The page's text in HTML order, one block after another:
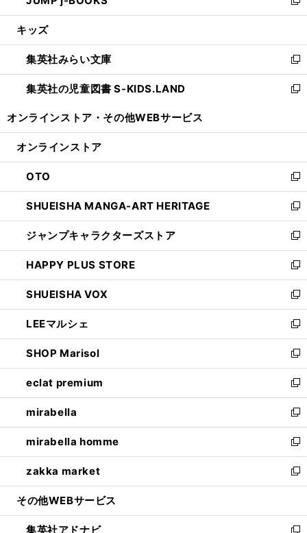
開
ウ
開
く
ン
ウ
で
開
く
い
ウ
ン
ド
ウ
で
新
し
ウ
ィ
ン
ド
開
キッズ
集英社みらい文庫
新
し
い
ン
ウ
で
開
く
集英社の児童図書 S-KIDS.LAND
新
ウ
ン
ド
ウ
で
開
く
オンラインストア・ その他WEBサービス
オンラインストア
OTO
新
し
い
ウ
ィ
ン
ド
ウ
で
開
く
SHUEISHA MANGA-ART HERITAGE
新
し
い
ウ
ィ
ン
ド
ウ
で
開
く
ジャンプキャラクターズストア
新
し
い
ウ
ィ
ン
ド
ウ
で
開
く
HAPPY PLUS STORE
新
し
い
ウ
ィ
ン
ド
ウ
で
開
く
SHUEISHA VOX
新
し
い
ウ
ィ
ン
ド
ウ
で
開
く
LEEマルシェ
新
し
い
ウ
ィ
ン
ド
ウ
で
開
く
SHOP Marisol
新
し
い
ウ
ィ
ン
ド
ウ
で
開
eclat premium
新
し
い
ウ
ィ
ン
ド
ウ
開
く
mirabella
新
し
い
ウ
ィ
ン
ウ
で
mirabella homme
新
し
い
ウ
ン
zakka market
新
し
ウ
その他WEBサービス
集英社アドナビ